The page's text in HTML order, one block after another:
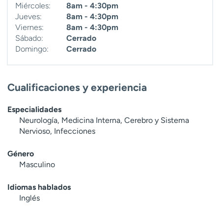
Miércoles:
8am - 4:30pm
Jueves:
8am - 4:30pm
Viernes:
8am - 4:30pm
Sábado:
Cerrado
Domingo:
Cerrado
Cualificaciones y experiencia
Especialidades
Neurología, Medicina Interna, Cerebro y Sistema
Nervioso, Infecciones
Género
Masculino
Idiomas hablados
Inglés